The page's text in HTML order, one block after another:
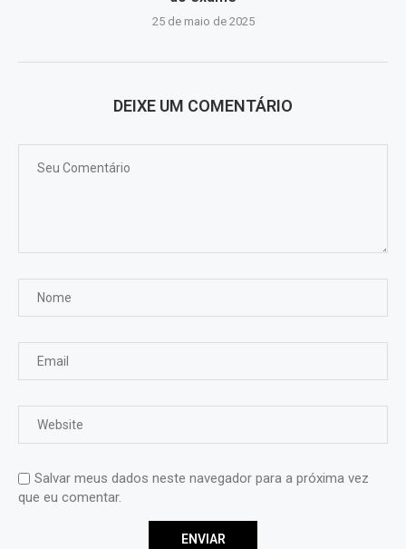
25 de maio de 2025
DEIXE UM COMENTÁRIO
Salvar meus dados neste navegador para a próxima vez
que eu comentar.